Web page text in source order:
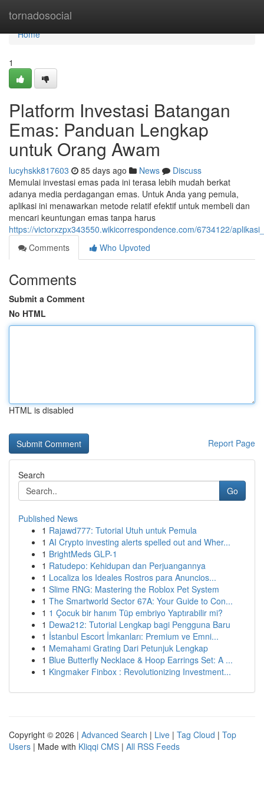
tornadosocial
Home
Home
1
Platform Investasi Batangan
Emas: Panduan Lengkap
untuk Orang Awam
lucyhskk817603 85 days ago News
Discuss
Memulai investasi emas pada ini terasa lebih mudah berkat
adanya media perdagangan emas. Untuk Anda yang pemula,
aplikasi ini menawarkan metode relatif efektif untuk membeli dan
mencari keuntungan emas tanpa harus
https://victorxzpx343550.wikicorrespondence.com/6734122/
Comments
Who Upvoted
Comments
Submit a Comment
No HTML
HTML is disabled
Report Page
Search
Go
Published News
1 Rajawd777: Tutorial Utuh untuk Pemula
1 AI Crypto investing alerts spelled out and Wher...
1 BrightMeds GLP-1
1 Ratudepo: Kehidupan dan Perjuangannya
1 Localiza los Ideales Rostros para Anuncios...
1 Slime RNG: Mastering the Roblox Pet System
1 The Smartworld Sector 67A: Your Guide to Con...
1 1 Çocuk bir hanım Tüp embriyo Yaptırabilir mi?
1 Dewa212: Tutorial Lengkap bagi Pengguna Baru
1 İstanbul Escort İmkanları: Premium ve Emni...
1 Memahami Grating Dari Petunjuk Lengkap
1 Blue Butterfly Necklace & Hoop Earrings Set: A ...
1 Kingmaker Finbox : Revolutionizing Investment...
Copyright © 2026 | Advanced Search | Live | Tag Cloud | Top
Users | Made with Kliqqi CMS | All RSS Feeds